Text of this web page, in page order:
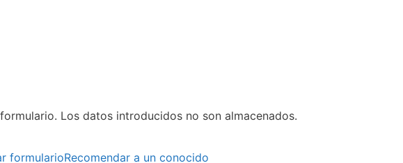
Los datos introducidos no son almacenados.
formularioRecomendar a un conocido